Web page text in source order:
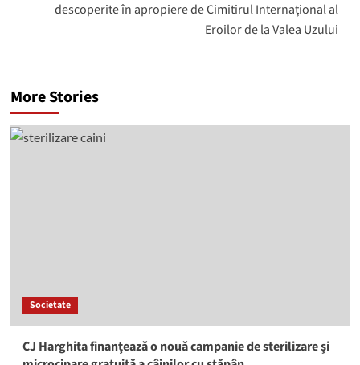
descoperite în apropiere de Cimitirul Internaţional al
Eroilor de la Valea Uzului
More Stories
Societate
CJ Harghita finanţează o nouă campanie de sterilizare şi